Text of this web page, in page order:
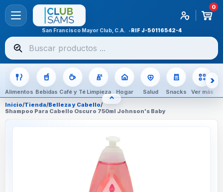
0
San Francisco Mayor Club, C.A. RIF J-50116542-4
Buscar
productos
Alimentos Bebidas Café y Té Limpieza Hogar Salud Snacks Ver más
⌃OCULTAR CATEGORÍAS
Inicio/Tienda/Belleza y Cabello/
Shampoo Para Cabello Oscuro 750ml Johnson's Baby